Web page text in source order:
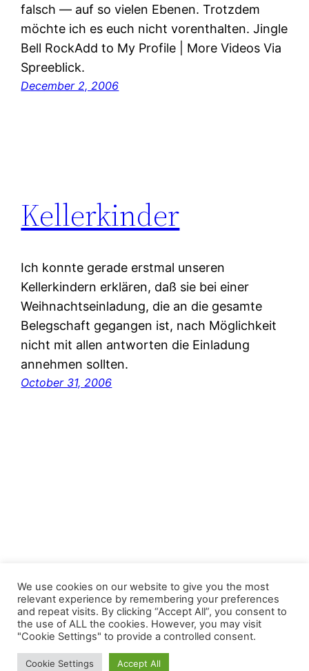
falsch — auf so vielen Ebenen. Trotzdem
möchte ich es euch nicht vorenthalten. Jingle
Bell RockAdd to My Profile | More Videos Via
Spreeblick.
December 2, 2006
Kellerkinder
Ich konnte gerade erstmal unseren
Kellerkindern erklären, daß sie bei einer
Weihnachtseinladung, die an die gesamte
Belegschaft gegangen ist, nach Möglichkeit
nicht mit allen antworten die Einladung
annehmen sollten.
October 31, 2006
Proudly powered byWordPress
We use cookies on our website to give you the most
relevant experience by remembering your preferences
and repeat visits. By clicking “Accept All”, you consent to
the use of ALL the cookies. However, you may visit
"Cookie Settings" to provide a controlled consent.
Cookie Settings Accept All